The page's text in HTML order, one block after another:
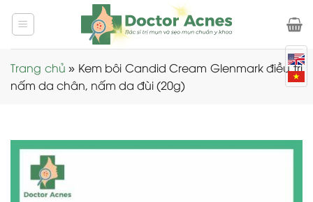
Trang chủ » Kem bôi Candid Cream Glenmark điều trị
nấm da chân, nấm da đùi (20g)